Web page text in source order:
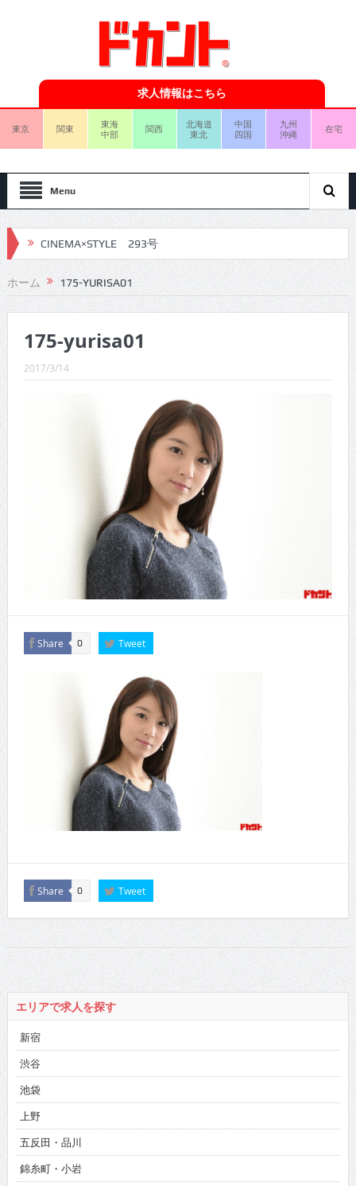
求人情報はこちら
東京 関東
東海
中部
関西
北海道
東北
中国
四国
九州
沖縄
在宅
Menu
CINEMA×STYLE 293号
CINEMA×STYLE 292号
CINEMA×STYLE 291号
CINEMA×STYLE 290号
CINEMA×STYLE 289号
CINEMA×STYLE 287号
CINEMA×STYLE 286号
CINEMA×STYLE 285号
CINEMA×STYLE 294号
ホーム 175-YURISA01
175-yurisa01
2017/3/14
Share 0 Tweet
Share 0 Tweet
エリアで求人を探す
新宿
渋谷
池袋
上野
五反田・品川
錦糸町・小岩